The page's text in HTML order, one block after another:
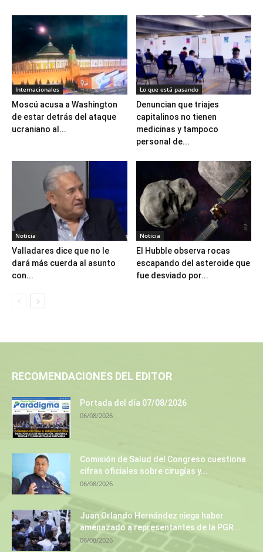
Internacionales
Moscú acusa a Washington
de estar detrás del ataque
ucraniano al...
Lo que está pasando
Denuncian que triajes
capitalinos no tienen
medicinas y tampoco
personal de...
Noticia
Valladares dice que no le
dará más cuerda al asunto
con...
Noticia
El Hubble observa rocas
escapando del asteroide que
fue desviado por...
RECOMENDACIONES DEL EDITOR
Portada del día 07/08/2026
06/08/2026
Comisión de Salud del Congreso cuestiona
cifras oficiales sobre cirugías y...
06/08/2026
Juan Orlando Hernández niega haber
amenazado a representantes de la PGR...
06/08/2026